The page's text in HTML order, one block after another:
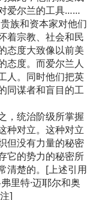
爱尔兰的工具……
族和资本家对他们
着宗教、社会和民
态度大致像以前美
态度。而爱尔兰人
人。同时他们把英
同谋者和盲目的工
，统治阶级所掌握
种对立。这种对立
但没有力量的秘密
它的势力的秘密所
清楚的。[上述引用
里特·迈耶尔和奥
]